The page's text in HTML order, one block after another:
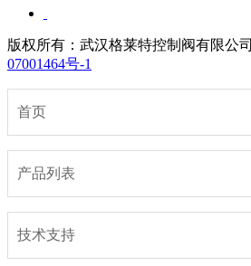
版权所有：武汉格莱特控制阀有限公司
07001464号-1
首页
产品列表
技术支持